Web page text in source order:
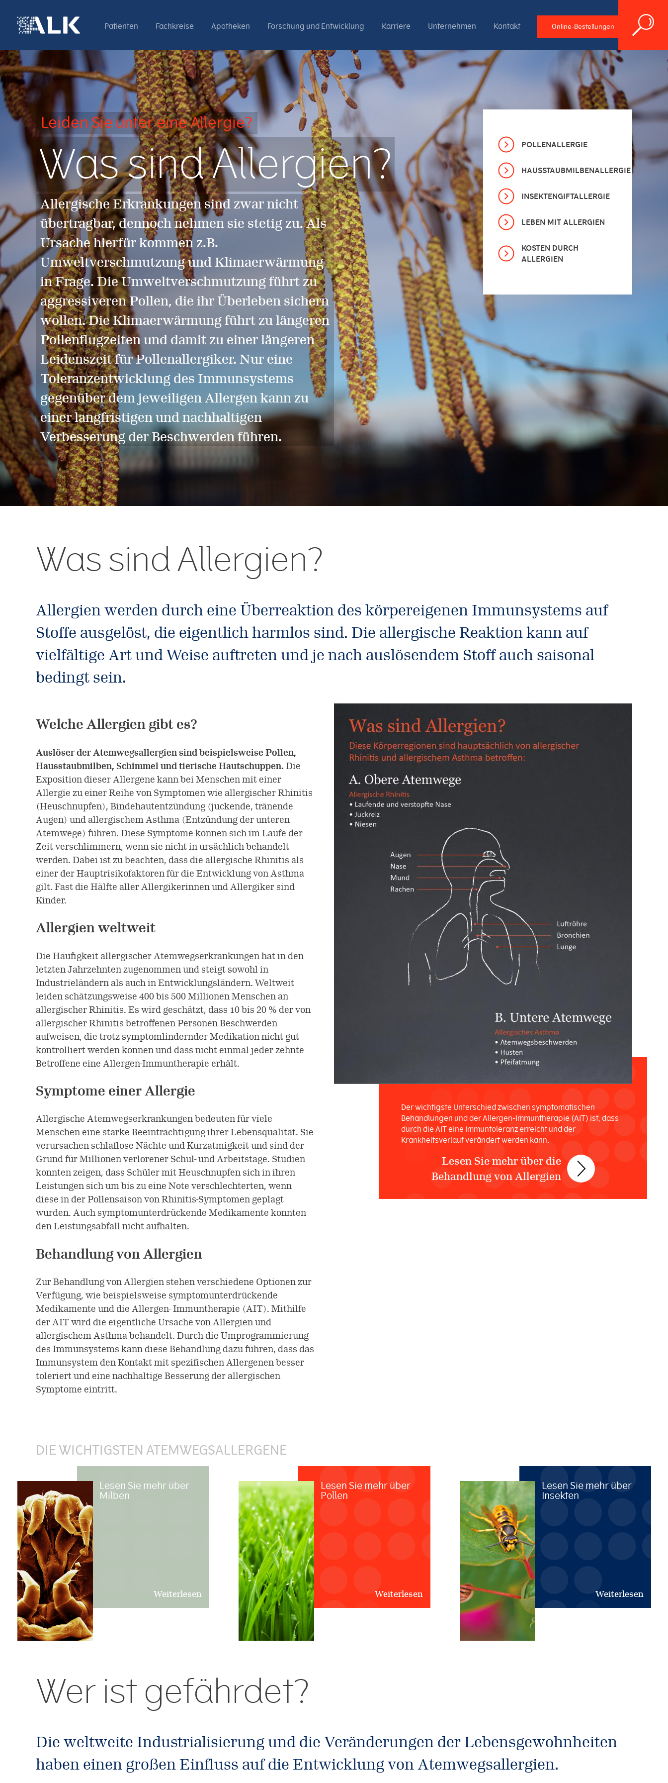
Patienten Fachkreise Apotheken Forschung und Entwicklung Karriere Unternehmen Kontakt Online-Bestellungen
Leiden Sie unter eine Allergie?
Was sind Allergien?
Allergische Erkrankungen sind zwar nicht
übertragbar, dennoch nehmen sie stetig zu. Als
Ursache hierfür kommen z.B.
Umweltverschmutzung und Klimaerwärmung
in Frage. Die Umweltverschmutzung führt zu
aggressiveren Pollen, die ihr Überleben sichern
wollen. Die Klimaerwärmung führt zu längeren
Pollenflugzeiten und damit zu einer längeren
Leidenszeit für Pollenallergiker. Nur eine
Toleranzentwicklung des Immunsystems
gegenüber dem jeweiligen Allergen kann zu
einer langfristigen und nachhaltigen
Verbesserung der Beschwerden führen.
POLLENALLERGIE
HAUSSTAUBMILBENALLERGIE
INSEKTENGIFTALLERGIE
LEBEN MIT ALLERGIEN
KOSTEN DURCH
ALLERGIEN
Was sind Allergien?
Allergien werden durch eine Überreaktion des körpereigenen Immunsystems auf
Stoffe ausgelöst, die eigentlich harmlos sind. Die allergische Reaktion kann auf
vielfältige Art und Weise auftreten und je nach auslösendem Stoff auch saisonal
bedingt sein.
Welche Allergien gibt es?
Auslöser der Atemwegsallergien sind beispielsweise Pollen,
Hausstaubmilben, Schimmel und tierische Hautschuppen. Die
Exposition dieser Allergene kann bei Menschen mit einer
Allergie zu einer Reihe von Symptomen wie allergischer Rhinitis
(Heuschnupfen), Bindehautentzündung (juckende, tränende
Augen) und allergischem Asthma (Entzündung der unteren
Atemwege) führen. Diese Symptome können sich im Laufe der
Zeit verschlimmern, wenn sie nicht in ursächlich behandelt
werden. Dabei ist zu beachten, dass die allergische Rhinitis als
einer der Hauptrisikofaktoren für die Entwicklung von Asthma
gilt. Fast die Hälfte aller Allergikerinnen und Allergiker sind
Kinder.
Allergien weltweit
Die Häufigkeit allergischer Atemwegserkrankungen hat in den
letzten Jahrzehnten zugenommen und steigt sowohl in
Industrieländern als auch in Entwicklungsländern. Weltweit
leiden schätzungsweise 400 bis 500 Millionen Menschen an
allergischer Rhinitis. Es wird geschätzt, dass 10 bis 20 % der von
allergischer Rhinitis betroffenen Personen Beschwerden
aufweisen, die trotz symptomlindernder Medikation nicht gut
kontrolliert werden können und dass nicht einmal jeder zehnte
Betroffene eine Allergen-Immuntherapie erhält.
Symptome einer Allergie
Allergische Atemwegserkrankungen bedeuten für viele
Menschen eine starke Beeinträchtigung ihrer Lebensqualität. Sie
verursachen schlaflose Nächte und Kurzatmigkeit und sind der
Grund für Millionen verlorener Schul- und Arbeitstage. Studien
konnten zeigen, dass Schüler mit Heuschnupfen sich in ihren
Leistungen sich um bis zu eine Note verschlechterten, wenn
diese in der Pollensaison von Rhinitis-Symptomen geplagt
wurden. Auch symptomunterdrückende Medikamente konnten
den Leistungsabfall nicht aufhalten.
Behandlung von Allergien
Zur Behandlung von Allergien stehen verschiedene Optionen zur
Verfügung, wie beispielsweise symptomunterdrückende
Medikamente und die Allergen- Immuntherapie (AIT). Mithilfe
der AIT wird die eigentliche Ursache von Allergien und
allergischem Asthma behandelt. Durch die Umprogrammierung
des Immunsystems kann diese Behandlung dazu führen, dass das
Immunsystem den Kontakt mit spezifischen Allergenen besser
toleriert und eine nachhaltige Besserung der allergischen
Symptome eintritt.
Der wichtigste Unterschied zwischen symptomatischen
Behandlungen und der Allergen-Immuntherapie (AIT) ist, dass
durch die AIT eine Immuntoleranz erreicht und der
Krankheitsverlauf verändert werden kann.
Lesen Sie mehr über die
Behandlung von Allergien
DIE WICHTIGSTEN ATEMWEGSALLERGENE
Lesen Sie mehr über
Milben
Weiterlesen
Lesen Sie mehr über
Pollen
Weiterlesen
Lesen Sie mehr über
Insekten
Weiterlesen
Wer ist gefährdet?
Die weltweite Industrialisierung und die Veränderungen der Lebensgewohnheiten
haben einen großen Einfluss auf die Entwicklung von Atemwegsallergien.